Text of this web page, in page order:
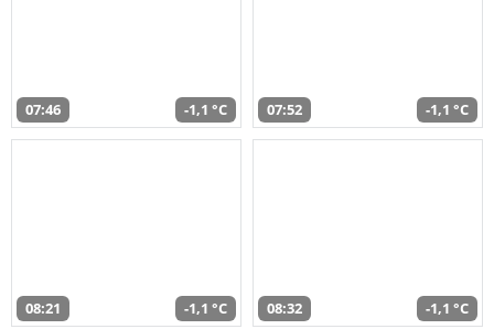
07:46 -1,1 °C 07:52 -1,1 °C
08:21 -1,1 °C 08:32 -1,1 °C